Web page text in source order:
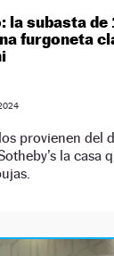
la subasta
furgoneta
provienen del
la casa